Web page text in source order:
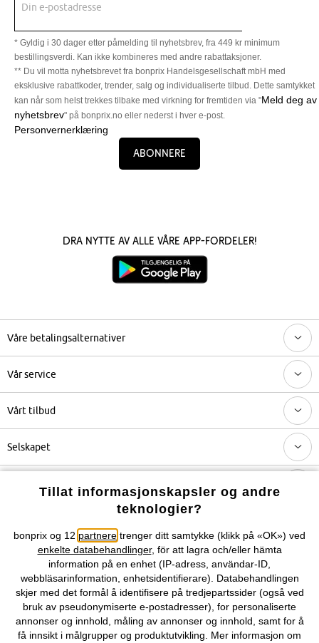
Din e-postadresse
* Gyldig i 30 dager etter påmelding til nyhetsbrev, fra 449 kr minimum
bestillingsverdi. Kan ikke kombineres med andre rabattaksjoner.
** Du vil motta nyhetsbrevet fra bonprix Handelsgesellschaft mbH med
eksklusive rabattkoder, trender, salg og individualiserte tilbud. Dette samtykket
kan når som helst trekkes tilbake med virkning for fremtiden via "Meld deg av
nyhetsbrev" på bonprix.no eller nederst i hver e-post.
Personvernerklæring
Abonnere
Dra nytte av alle våre app-fordeler!
Våre betalingsalternativer
Vår service
Vårt tilbud
Selskapet
Du kan også finne oss på
Kjøpsvilkår Personopplysninger Cookie-innstillinger
Angre kjøp
Tillat informasjonskapsler og andre
teknologier?
bonprix og 12 partnere trenger ditt samtykke (klikk på «OK») ved
enkelte databehandlinger, för att lagra och/eller hämta
information på en enhet (IP-adress, användar-ID,
webbläsarinformation, enhetsidentifierare). Databehandlingen
skjer med det formål å identifisere på tredjepartssider (også ved
bruk av pseudonymiserte e-postadresser), for personaliserte
annonser og innhold, måling av annonser og innhold, samt for å
få innsikt i målgrupper og produktutvikling. Mer informasjon om